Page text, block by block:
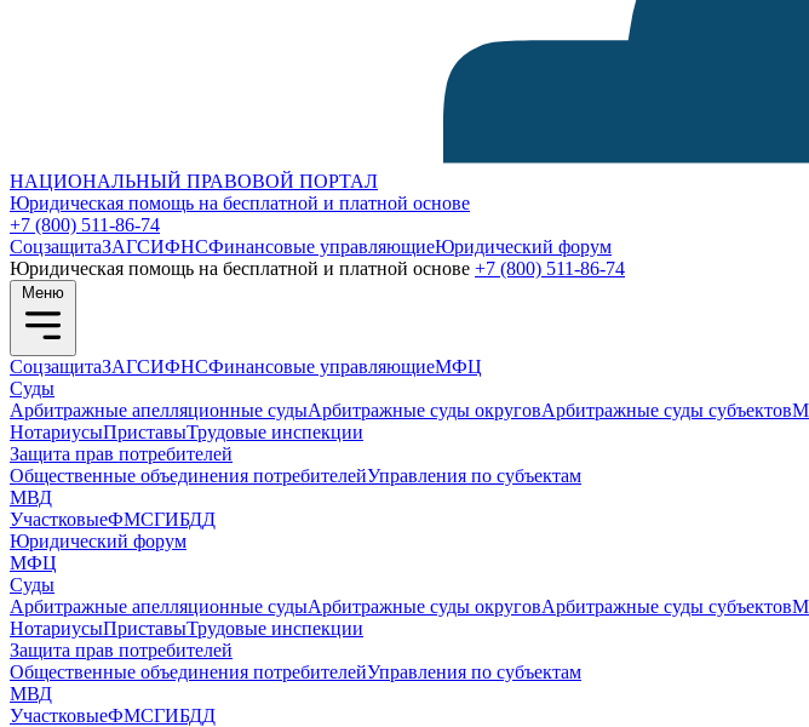
НАЦИОНАЛЬНЫЙ ПРАВОВОЙ ПОРТАЛ
Юридическая помощь на бесплатной и платной основе
+7 (800) 511-86-74
СоцзащитаЗАГСИФНСФинансовые управляющиеЮридический форум
Юридическая помощь на бесплатной и платной основе +7 (800) 511-86-74
Меню
СоцзащитаЗАГСИФНСФинансовые управляющиеМФЦ
Суды
Арбитражные апелляционные судыАрбитражные суды округовАрбитражные суды субъектов
НотариусыПриставыТрудовые инспекции
Защита прав потребителей
Общественные объединения потребителейУправления по субъектам
МВД
УчастковыеФМСГИБДД
Юридический форум
МФЦ
Суды
Арбитражные апелляционные судыАрбитражные суды округовАрбитражные суды субъектов
НотариусыПриставыТрудовые инспекции
Защита прав потребителей
Общественные объединения потребителейУправления по субъектам
МВД
УчастковыеФМСГИБДД